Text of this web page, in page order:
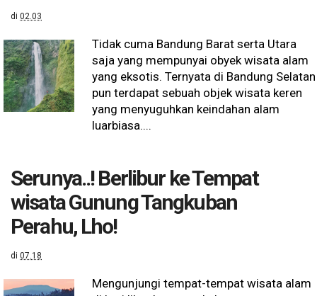
di 02.03
Tidak cuma Bandung Barat serta Utara
saja yang mempunyai obyek wisata alam
yang eksotis. Ternyata di Bandung Selatan
pun terdapat sebuah objek wisata keren
yang menyuguhkan keindahan alam
luarbiasa....
Serunya..! Berlibur ke Tempat
wisata Gunung Tangkuban
Perahu, Lho!
di 07.18
Mengunjungi tempat-tempat wisata alam